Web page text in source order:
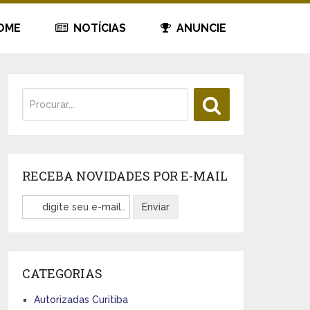
NOTÍCIAS ANUNCIE
RECEBA NOVIDADES POR E-MAIL
CATEGORIAS
Autorizadas Curitiba